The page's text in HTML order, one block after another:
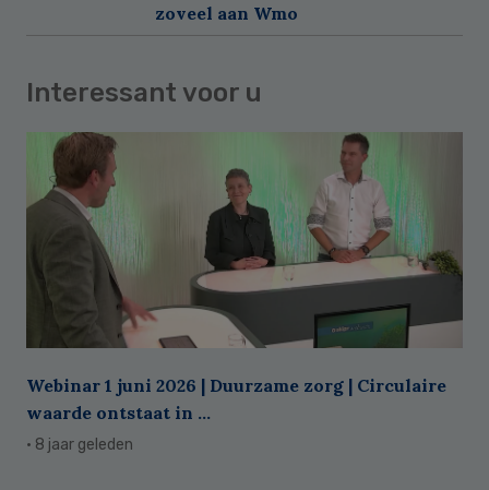
zoveel aan Wmo
Interessant voor u
Webinar 1 juni 2026 | Duurzame zorg | Circulaire
waarde ontstaat in ...
· 8 jaar geleden